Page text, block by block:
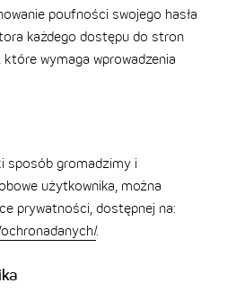
poufności swojego hasła
każdego dostępu do stron
wymaga wprowadzenia
sposób gromadzimy i
użytkownika, można
prywatności, dostępnej na:
.